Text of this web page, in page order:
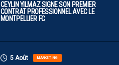
CEYLIN YILMAZ SIGNE SON PREMIER
CONTRAT PROFESSIONNEL AVEC LE
MONTPELLIER FC
5 Août MARKETING